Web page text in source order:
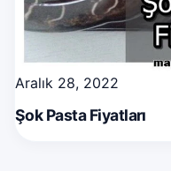
Aralık 28, 2022
Şok Pasta Fiyatları